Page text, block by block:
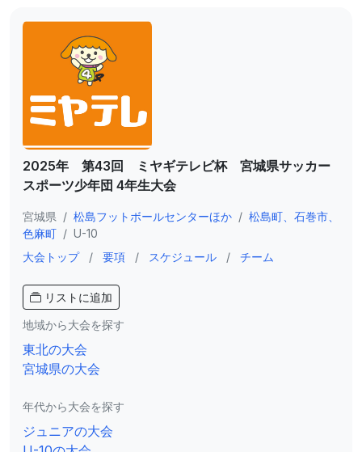
2025年 第43回 ミヤギテレビ杯 宮城県サッカー
スポーツ少年団 4年生大会
宮城県 / 松島フットボールセンターほか / 松島町、石巻市、
色麻町 / U-10
大会トップ
/ 要項 / スケジュール / チーム
リストに追加
地域から大会を探す
東北の大会
宮城県の大会
年代から大会を探す
ジュニアの大会